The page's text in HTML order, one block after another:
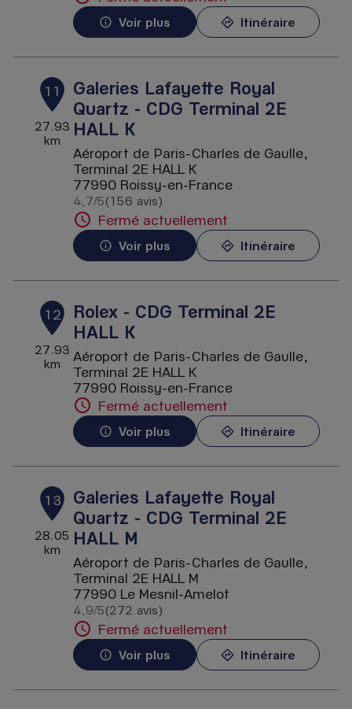
Voir plus Itinéraire
11
27.93
km
Galeries Lafayette Royal
Quartz - CDG Terminal 2E
HALL K
Aéroport de Paris-Charles de Gaulle,
Terminal 2E HALL K
77990 Roissy-en-France
4,7/5 Note de 4.7 sur 5
(156 avis)
Fermé actuellement
Voir plus Itinéraire
12
27.93
km
Rolex - CDG Terminal 2E
HALL K
Aéroport de Paris-Charles de Gaulle,
Terminal 2E HALL K
77990 Roissy-en-France
Fermé actuellement
Voir plus Itinéraire
13
28.05
km
Galeries Lafayette Royal
Quartz - CDG Terminal 2E
HALL M
Aéroport de Paris-Charles de Gaulle,
Terminal 2E HALL M
77990 Le Mesnil-Amelot
4,9/5 Note de 4.9 sur 5
(272 avis)
Fermé actuellement
Voir plus Itinéraire